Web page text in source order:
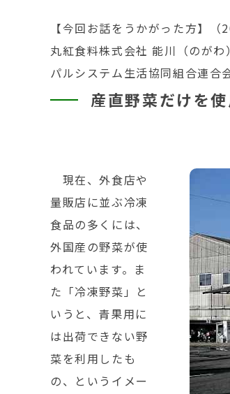
【今回お話をうかがった方】（
丸紅食料株式会社 能川（のがわ
パルシステム生活協同組合連合
産直野菜だけを
現在、外食店や
量販店に並ぶ冷凍
食品の多くには、
外国産の野菜が使
われています。ま
た「冷凍野菜」と
いうと、青果用に
は出荷できない野
菜を利用したも
の、というイメー